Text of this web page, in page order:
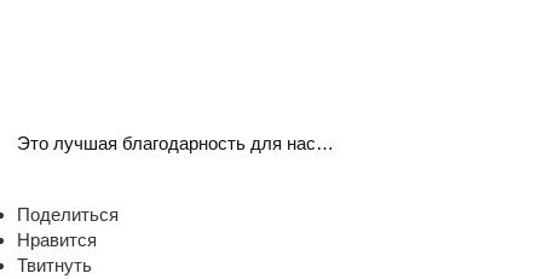
Это лучшая благодарность для нас…
Поделиться
Нравится
Твитнуть